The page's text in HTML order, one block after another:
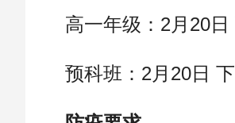
高一年级：2月20
预科班：2月20日